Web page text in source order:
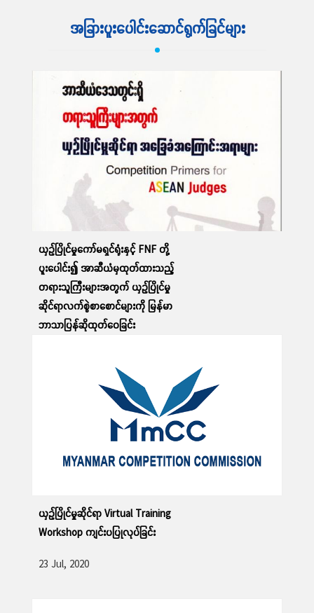
အခြားပူးပေါင်းဆောင်ရွက်ခြင်များ
ယှဉ်ပြိုင်မှုကော်မရှင်ရုံးနှင့် FNF တို့
ပူးပေါင်း၍ အာဆီယံမှထုတ်ထားသည့်
တရားသူကြီးများအတွက် ယှဉ်ပြိုင်မှု
ဆိုင်ရာလက်စွဲစာစောင်များကို မြန်မာ
ဘာသာပြန်ဆိုထုတ်ဝေခြင်း
ဆက်လက်ဖတ်ရှု့ရန်
ယှဉ်ပြိုင်မှုဆိုင်ရာ Virtual Training
Workshop ကျင်းပပြုလုပ်ခြင်း
23 Jul, 2020